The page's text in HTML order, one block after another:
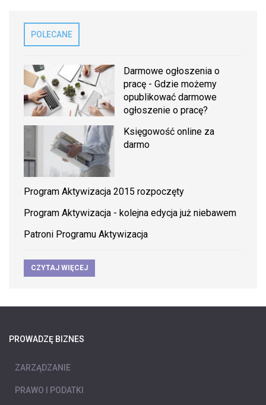
POLECANE
Darmowe ogłoszenia o
pracę - Gdzie możemy
opublikować darmowe
ogłoszenie o pracę?
Księgowość online za
darmo
Program Aktywizacja 2015 rozpoczęty
Program Aktywizacja - kolejna edycja już niebawem
Patroni Programu Aktywizacja
CZYTAJ WIĘCEJ
PROWADZĘ BIZNES
ZARZĄDZANIE
PRAWO I PODATKI